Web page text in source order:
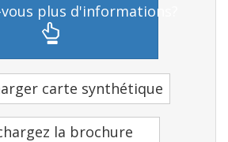
plus d'informations?
carte synthétique
la brochure